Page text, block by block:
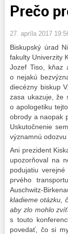
Prečo
27. apríla 2017
Biskupský úrad
fakulty Univerzity
Jozef Tiso, kňaz
o nejakú
diecézny biskup
zasa ukazuje, že
o apologetiku
obrody a naopak
Uskutočnenie
významnú odozvu
Ani prezident
upozorňoval na
podujatiu
prvého
Auschwitz-
kladieme otázku,
aby zlo mohlo
s touto
povedať, čo si